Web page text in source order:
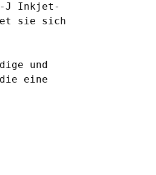
J Inkjet-
sie sich
und
eine